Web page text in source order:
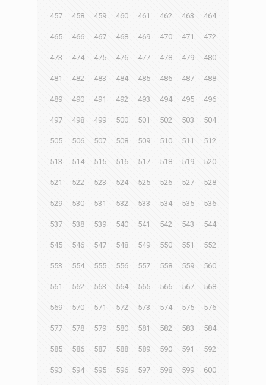
457 458 459 460 461 462 463 464
465 466 467 468 469 470 471 472
473 474 475 476 477 478 479 480
481 482 483 484 485 486 487 488
489 490 491 492 493 494 495 496
497 498 499 500 501 502 503 504
505 506 507 508 509 510 511 512
513 514 515 516 517 518 519 520
521 522 523 524 525 526 527 528
529 530 531 532 533 534 535 536
537 538 539 540 541 542 543 544
545 546 547 548 549 550 551 552
553 554 555 556 557 558 559 560
561 562 563 564 565 566 567 568
569 570 571 572 573 574 575 576
577 578 579 580 581 582 583 584
585 586 587 588 589 590 591 592
593 594 595 596 597 598 599 600